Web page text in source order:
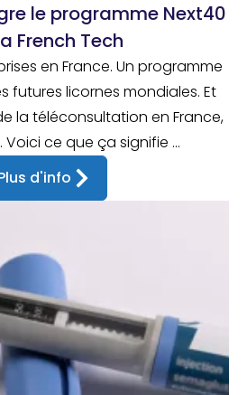
le programme Next40
French Tech
en France. Un programme
futures licornes mondiales. Et
la téléconsultation en France,
ce que ça signifie ...
d'info